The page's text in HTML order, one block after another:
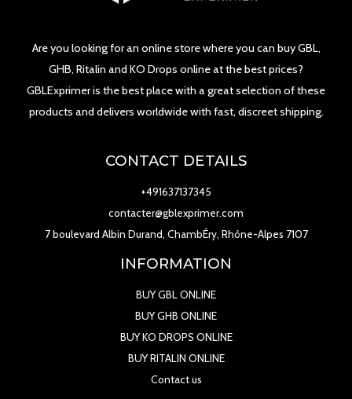
Are you looking for an online store where you can buy GBL,
GHB, Ritalin and KO Drops online at the best prices?
GBLExprimer is the best place with a great selection of these
products and delivers worldwide with fast, discreet shipping.
CONTACT DETAILS
+491637137345
contacter@gblexprimer.com
7 boulevard Albin Durand, ChambÉry, Rhône-Alpes 7107
INFORMATION
BUY GBL ONLINE
BUY GHB ONLINE
BUY KO DROPS ONLINE
BUY RITALIN ONLINE
Contact us